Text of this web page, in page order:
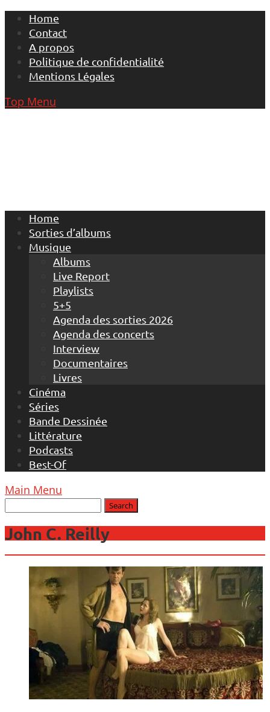
Skip
content
Home
Contact
A propos
Politique de confidentialité
Mentions Légales
Top Menu
Home
Sorties d’albums
Musique
Albums
Live Report
Playlists
5+5
Agenda des sorties 2026
Agenda des concerts
Interview
Documentaires
Livres
Cinéma
Séries
Bande Dessinée
Littérature
Podcasts
Best-Of
Main Menu
John C. Reilly